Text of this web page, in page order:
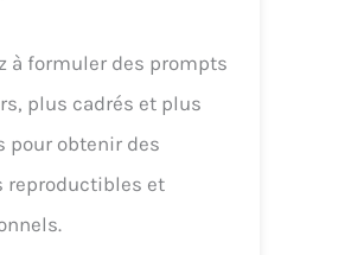
à formuler des prompts
plus cadrés et plus
pour obtenir des
reproductibles et